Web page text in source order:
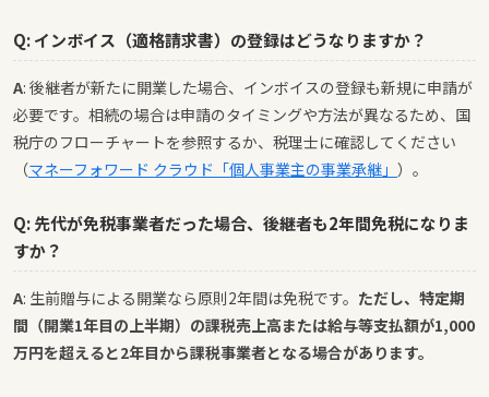
Q: インボイス（適格請求書）の登録はどうなりますか？
A: 後継者が新たに開業した場合、インボイスの登録も新規に申請が
必要です。相続の場合は申請のタイミングや方法が異なるため、国
税庁のフローチャートを参照するか、税理士に確認してください
（マネーフォワード クラウド「個人事業主の事業承継」 ）。
Q: 先代が免税事業者だった場合、後継者も2年間免税になりま
すか？
A: 生前贈与による開業なら原則2年間は免税です。 ただし、特定期
間（開業1年目の上半期）の課税売上高または給与等支払額が1,000
万円を超えると2年目から課税事業者となる場合があります。